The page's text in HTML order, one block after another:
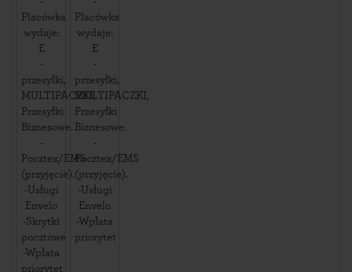
Placówka
wydaje:
E
-
przesyłki,
MULTIPACZKI,
Przesyłki
Biznesowe.
-
Pocztex/EMS
(przyjęcie).
-Usługi
Envelo
-Skrytki
pocztowe
-Wpłata
priorytet
Placówka
wydaje:
E
-
przesyłki,
MULTIPACZKI,
Przesyłki
Biznesowe.
-
Pocztex/EMS
(przyjęcie).
-Usługi
Envelo
-Wpłata
priorytet